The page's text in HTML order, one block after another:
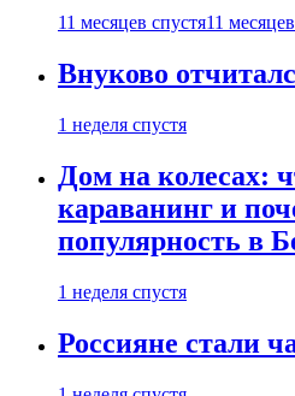
11 месяцев спустя11
Внуково
1 неделя спустя
Дом на колесах:
караванинг и
популярность в
1 неделя спустя
Россияне стали